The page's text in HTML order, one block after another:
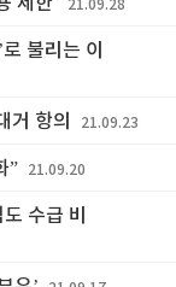
21.09.28
불리는 이
거 항의 21.09.23
” 21.09.20
수급 비